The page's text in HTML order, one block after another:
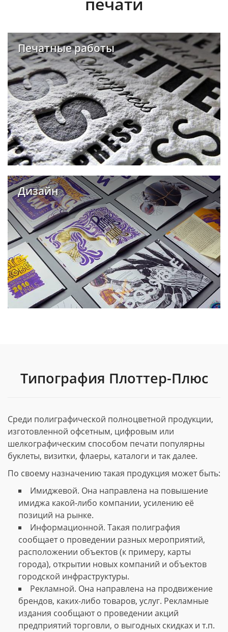
Печатные работы
Дизайн
Типография Плоттер-Плюс
Среди полиграфической полноцветной продукции,
изготовленной офсетным, цифровым или
шелкографическим способом печати популярны
буклеты, визитки, флаеры, каталоги и так далее.
По своему назначению такая продукция может быть:
Имиджевой. Она направлена на повышение
имиджа какой-либо компании, усилению её
позиций на рынке.
Информационной. Такая полиграфия
сообщает о проведении разных мероприятий,
расположении объектов (к примеру, карты
города), открытии новых компаний и объектов
городской инфраструктуры.
Рекламной. Она направлена на продвижение
брендов, каких-либо товаров, услуг. Рекламные
издания сообщают о проведении акций
предприятий торговли, о выгодных скидках и т.п.